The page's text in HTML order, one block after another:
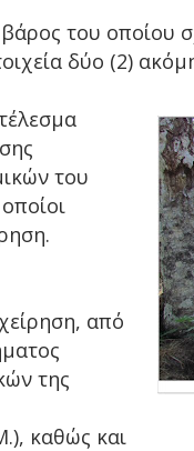
του οποίου
δύο (2)
του
από
της
καθώς και